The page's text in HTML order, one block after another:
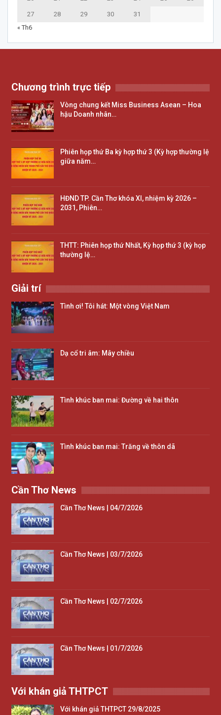
27 28 29 30
31
« Th6
Chương trình trực tiếp
Vòng chung kết Miss Business Asean – Hoa
hậu Doanh nhân…
Phiên họp thứ Ba kỳ hợp thứ 3 (Kỳ hợp thường lệ
giữa năm…
HĐND TP. Cần Thơ khóa XI, nhiệm kỳ 2026 –
2031, Phiên…
THTT: Phiên họp thứ Nhất, Kỳ họp thứ 3 (kỳ họp
thường lệ…
Giải trí
Tình ơi! Tôi hát: Một vòng Việt Nam
Dạ cổ tri âm: Mây chiều
Tình khúc ban mai: Đường về hai thôn
Tình khúc ban mai: Trăng về thôn dã
Cần Thơ News
Cần Thơ News | 04/7/2026
Cần Thơ News | 03/7/2026
Cần Thơ News | 02/7/2026
Cần Thơ News | 01/7/2026
Với khán giả THTPCT
Với khán giả THTPCT 29/8/2025